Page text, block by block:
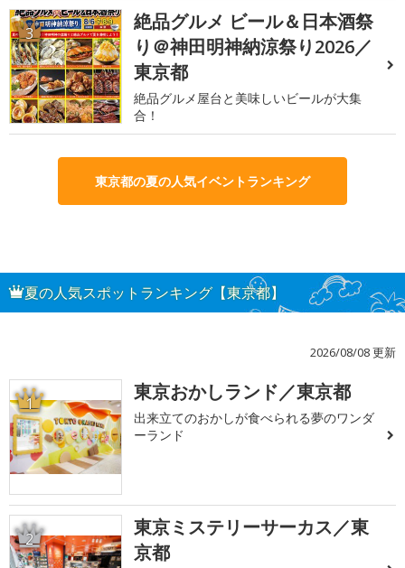
3
絶品グルメ ビール＆日本酒祭
り＠神田明神納涼祭り2026／
東京都
絶品グルメ屋台と美味しいビールが大集
合！
東京都の夏の人気イベントランキング
夏の人気スポットランキング【東京都】
2026/08/08 更新
1 東京おかしランド／東京都
出来立てのおかしが食べられる夢のワンダ
ーランド
2
東京ミステリーサーカス／東
京都